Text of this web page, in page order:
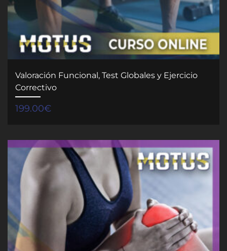
Valoración Funcional, Test Globales y Ejercicio
Correctivo
199.00€